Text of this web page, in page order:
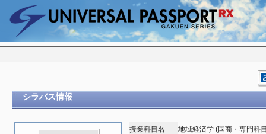
シラバス情報
授業科目名
地域経済学 (国商・専門科